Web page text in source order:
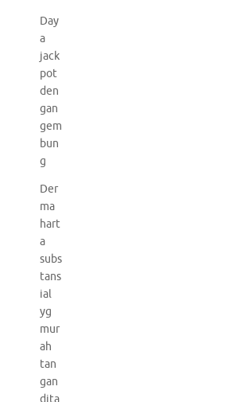
Day
a
jack
pot
den
gan
gem
bun
g
Der
ma
hart
a
subs
tans
ial
yg
mur
ah
tan
gan
dita